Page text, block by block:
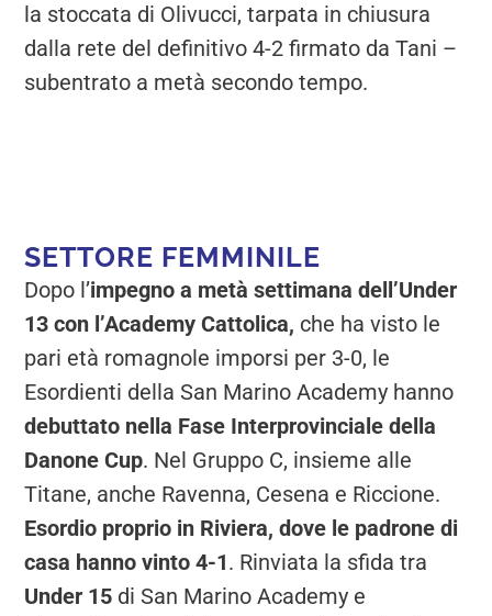
la stoccata di Olivucci, tarpata in chiusura
dalla rete del definitivo 4-2 firmato da Tani –
subentrato a metà secondo tempo.
SETTORE FEMMINILE
Dopo l’impegno a metà settimana dell’Under
13 con l’Academy Cattolica, che ha visto le
pari età romagnole imporsi per 3-0, le
Esordienti della San Marino Academy hanno
debuttato nella Fase Interprovinciale della
Danone Cup. Nel Gruppo C, insieme alle
Titane, anche Ravenna, Cesena e Riccione.
Esordio proprio in Riviera, dove le padrone di
casa hanno vinto 4-1. Rinviata la sfida tra
Under 15 di San Marino Academy e